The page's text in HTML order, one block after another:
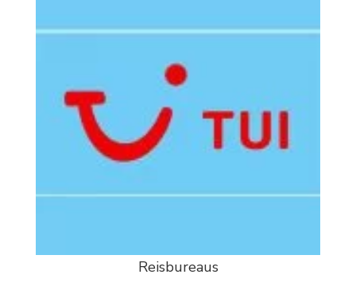
Reisbureaus